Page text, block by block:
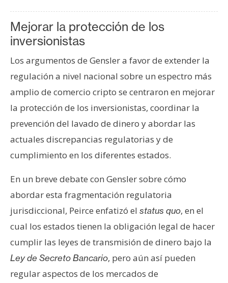
R
c
u
r
s
o
o
n
a
c
t
o
Mejorar la protección de los
inversionistas
Los argumentos de Gensler a favor de extender la
regulación a nivel nacional sobre un espectro más
amplio de comercio cripto se centraron en mejorar
la protección de los inversionistas, coordinar la
prevención del lavado de dinero y abordar las
actuales discrepancias regulatorias y de
cumplimiento en los diferentes estados.
En un breve debate con Gensler sobre cómo
abordar esta fragmentación regulatoria
jurisdiccional, Peirce enfatizó el status quo, en el
cual los estados tienen la obligación legal de hacer
cumplir las leyes de transmisión de dinero bajo la
Ley de Secreto Bancario, pero aún así pueden
regular aspectos de los mercados de